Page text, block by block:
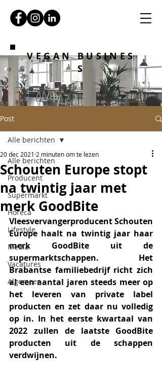
VEGAN BUSINES
S
Post
Alle berichten
Producent
Supermarkt
Horeca
Lifestyle
Media
Vacatures
Algemeen
Alle berichten
Schouten Europe stopt
na twintig jaar met
merk GoodBite
20 dec 2021 2 minuten om te lezen
Vleesvervangerproducent Schouten
Europe haalt na twintig jaar haar
merk GoodBite uit de
supermarktschappen. Het
Brabantse familiebedrijf richt zich
al een aantal jaren steeds meer op
het leveren van private label
producten en zet daar nu volledig
op in. In het eerste kwartaal van
2022 zullen de laatste GoodBite
producten uit de schappen
verdwijnen.